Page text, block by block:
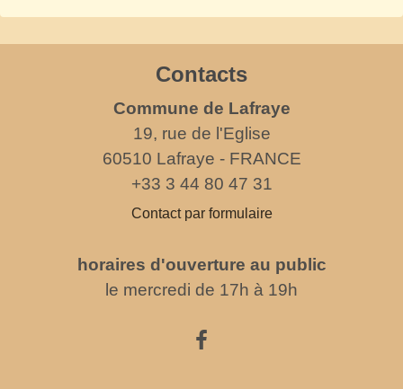
Contacts
Commune de Lafraye
19, rue de l'Eglise
60510 Lafraye - FRANCE
+33 3 44 80 47 31
Contact par formulaire
horaires d'ouverture au public
le mercredi de 17h à 19h